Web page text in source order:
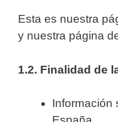
Esta es nuestra
y nuestra página
1.2. Finalidad de
Información